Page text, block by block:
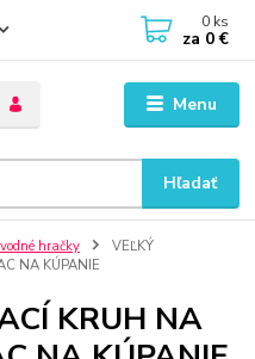
Menu
Hľadať
0 ks
za 0 €
hračky
VEĽKÝ
NA KÚPANIE
KRUH NA